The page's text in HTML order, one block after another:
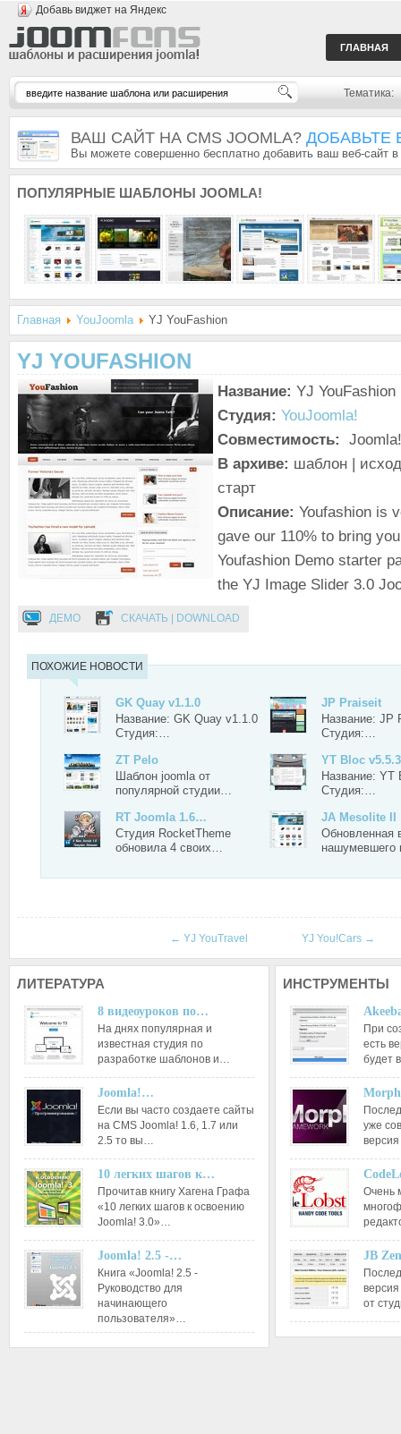
Добавь виджет на Яндекс
ГЛАВНАЯ
Тематика:
ВАШ САЙТ НА CMS JOOMLA? ДОБАВЬТЕ
Вы можете совершенно бесплатно добавить ваш веб-сайт
ПОПУЛЯРНЫЕ ШАБЛОНЫ JOOMLA!
Главная YouJoomla YJ YouFashion
YJ YOUFASHION
Название: YJ YouFashion
Студия: YouJoomla!
Совместимость:
В архиве: шаблон |
старт
Описание: Youfashion is
gave our 110% to bring
Youfashion Demo starter
the YJ Image Slider 3.0
ДЕМО СКАЧАТЬ | DOWNLOAD
ПОХОЖИЕ НОВОСТИ
GK Quay v1.1.0
Название: GK Quay v1.1.0
Студия:…
JP Praiseit
Название: JP
Студия:…
ZT Pelo
Шаблон joomla от
популярной студии…
YT Bloc v5.5.3
Название: YT
Студия:…
RT Joomla 1.6…
Студия RocketTheme
обновила 4 своих…
JA Mesolite II
Обновленная
← YJ YouTravel YJ You!Cars →
ЛИТЕРАТУРА
8 видеоуроков по…
На днях популярная и
известная студия по
разработке шаблонов и…
Joomla!…
Если вы часто создаете сайты
на CMS Joomla! 1.6, 1.7 или
2.5 то вы…
10 легких шагов к…
Прочитав книгу Хагена Графа
«10 легких шагов к освоению
Joomla! 3.0»…
Joomla! 2.5 -…
Книга «Joomla! 2.5 -
Руководство для
начинающего
пользователя»…
ИНСТРУМЕНТЫ
При
есть
будет
уже
Очень
JB
от